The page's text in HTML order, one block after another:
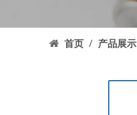
首页 / 产品展示